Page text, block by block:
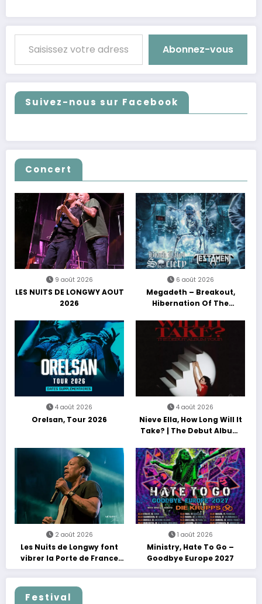
Saisissez votre adresse e-mail…
Abonnez-vous
Suivez-nous sur Facebook
Concert
9 août 2026
LES NUITS DE LONGWY AOUT
2026
6 août 2026
Megadeth – Breakout,
Hibernation Of The
4 août 2026
Orelsan, Tour 2026
4 août 2026
Nieve Ella, How Long Will It
Take? | The Debut Album
2 août 2026
Les Nuits de Longwy font
vibrer la Porte de France
avec une soirée entre
découvertes et énergie
reggae
1 août 2026
Ministry, Hate To Go –
Goodbye Europe 2027
Festival